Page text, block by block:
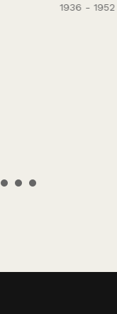
1936 - 1952